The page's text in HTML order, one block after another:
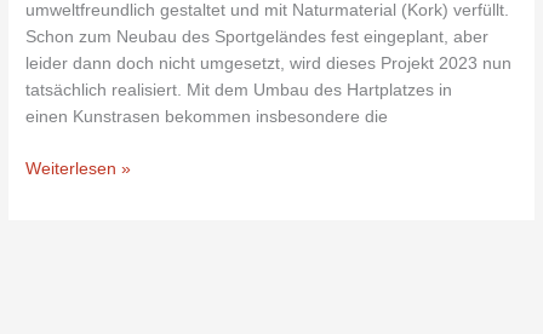
umweltfreundlich gestaltet und mit Naturmaterial (Kork) verfüllt.
Schon zum Neubau des Sportgeländes fest eingeplant, aber
leider dann doch nicht umgesetzt, wird dieses Projekt 2023 nun
tatsächlich realisiert. Mit dem Umbau des Hartplatzes in
einen Kunstrasen bekommen insbesondere die
Weiterlesen »